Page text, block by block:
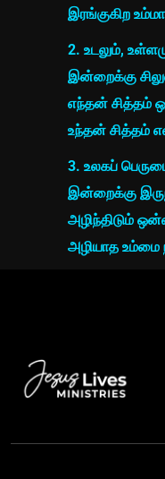
இரங்குகிற
2. உடலும்,
இன்றைக்கு
எந்தன் சித்தம்
உந்தன் சித்தம்
3. உலகப்
இன்றைக்கு
அழிந்திடும்
அழியாத உம்மை